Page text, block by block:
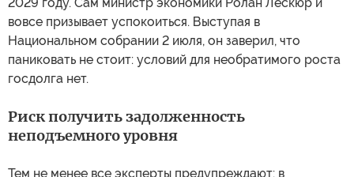
вовсе призывает успокоиться. Выступая в
Национальном собрании 2 июля, он заверил, что
паниковать не стоит: условий для необратимого роста
госдолга нет.
Риск получить задолженность
неподъемного уровня
Тем не менее все эксперты предупреждают: в